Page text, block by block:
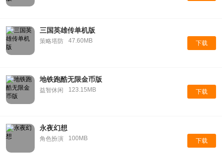
三国英雄传单机版
策略塔防 47.60MB 下载
地铁跑酷无限金币版
益智休闲 123.15MB 下载
永夜幻想
角色扮演 100MB 下载